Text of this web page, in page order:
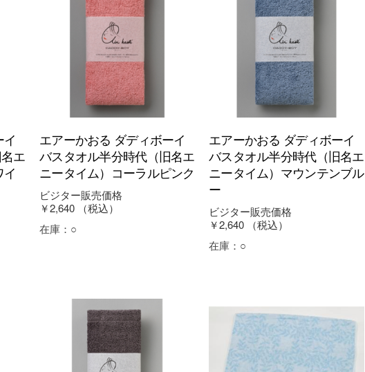
エ
エアーかおる ダディボーイ
バスタオル半分時代（旧名エ
ニータイム）コーラルピンク
ビジター販売価格
￥2,640
（税込）
在庫： ○
エアーかおる ダディボーイ
バスタオル半分時代（旧名エ
ニータイム）マウンテンブル
ー
ビジター販売価格
￥2,640
（税込）
在庫： ○